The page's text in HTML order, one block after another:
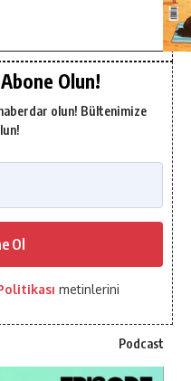
Olun!
olun! Bültenimize
Ol
metinlerini
Podcast